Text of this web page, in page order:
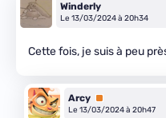
Winderly
Le 13/03/2024 à 20h34
Cette fois, je suis à peu
Arcy Premium
Le 13/03/2024 à 20h47